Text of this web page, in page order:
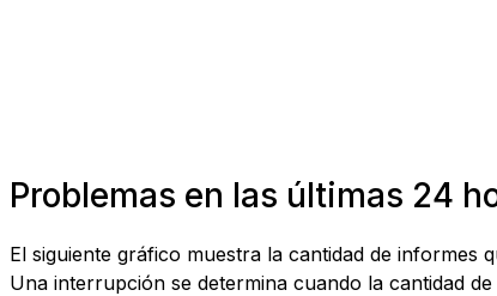
Problemas en las últimas 24
El siguiente gráfico muestra la cantidad de informes
Una interrupción se determina cuando la cantidad